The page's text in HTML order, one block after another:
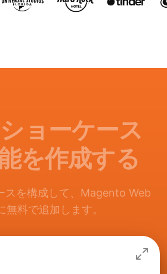
ョーケース
を作成する
スを構成して、Magento Web
無料で追加します。